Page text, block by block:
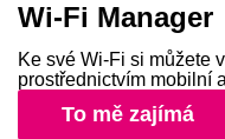
Wi-Fi Manager
Ke své Wi‑Fi si můžete
prostřednictvím mobilní
To mě zajímá